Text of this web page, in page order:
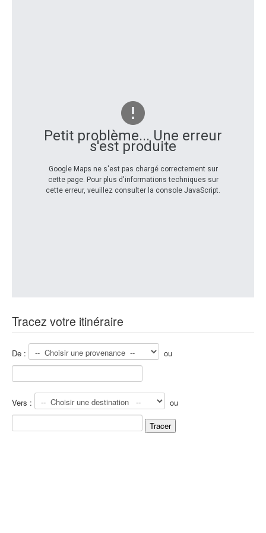
Petit problème... Une erreur
s'est produite
Google Maps ne s'est pas chargé correctement sur
cette page. Pour plus d'informations techniques sur
cette erreur, veuillez consulter la console JavaScript.
Tracez votre itinéraire
De : ou
Vers : ou